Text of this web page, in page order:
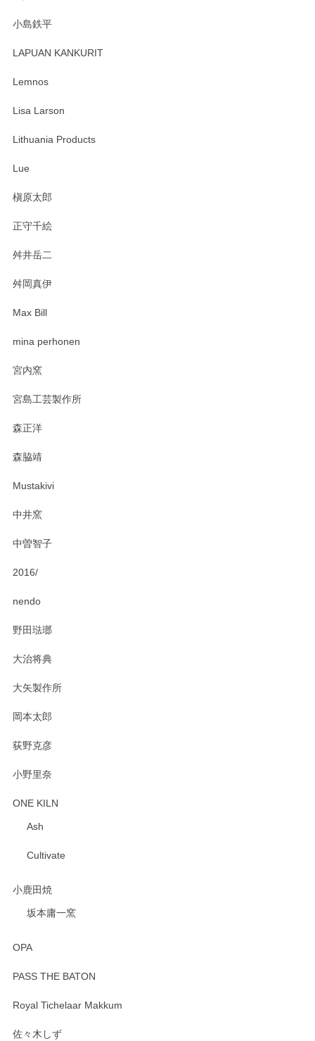
す。 素敵な湯呑みでとても気に入りました。 発送も早く、
たm(_)m
います。無事に届いたようで安心いたしまし
おかけしました。 ありがとうございます。
小島鉄平
LAPUAN KANKURIT
Lemnos
Lisa Larson
Lithuania Products
Lue
槇原太郎
正守千絵
舛井岳二
舛岡真伊
Max Bill
mina perhonen
宮内窯
宮島工芸製作所
森正洋
森脇靖
Mustakivi
中井窯
中曽智子
2016/
nendo
野田琺瑯
大治将典
大矢製作所
岡本太郎
荻野克彦
小野里奈
ONE KILN
Ash
Cultivate
小鹿田焼
坂本庸一窯
OPA
PASS THE BATON
Royal Tichelaar Makkum
佐々木しず